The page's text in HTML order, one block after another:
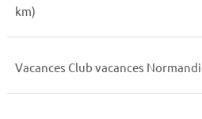
km)
Vacances Club vacances